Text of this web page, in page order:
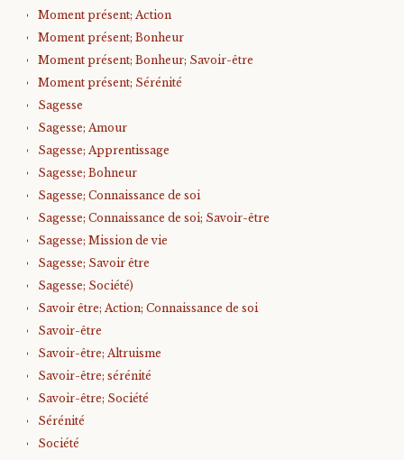
Moment présent; Action
Moment présent; Bonheur
Moment présent; Bonheur; Savoir-être
Moment présent; Sérénité
Sagesse
Sagesse; Amour
Sagesse; Apprentissage
Sagesse; Bohneur
Sagesse; Connaissance de soi
Sagesse; Connaissance de soi; Savoir-être
Sagesse; Mission de vie
Sagesse; Savoir être
Sagesse; Société)
Savoir être; Action; Connaissance de soi
Savoir-être
Savoir-être; Altruisme
Savoir-être; sérénité
Savoir-être; Société
Sérénité
Société